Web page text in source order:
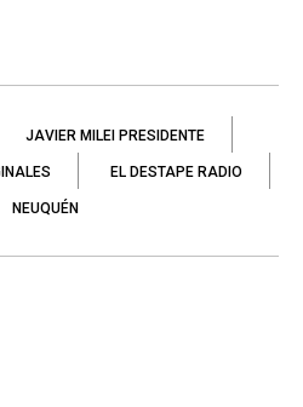
JAVIER MILEI PRESIDENTE
EL DESTAPE RADIO
NEUQUÉN